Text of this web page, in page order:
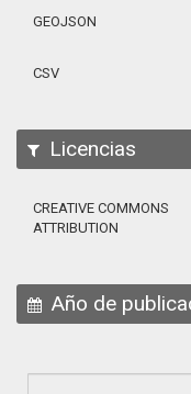
GEOJSON
CSV
Licencias
CREATIVE COMMONS
ATTRIBUTION
Año de